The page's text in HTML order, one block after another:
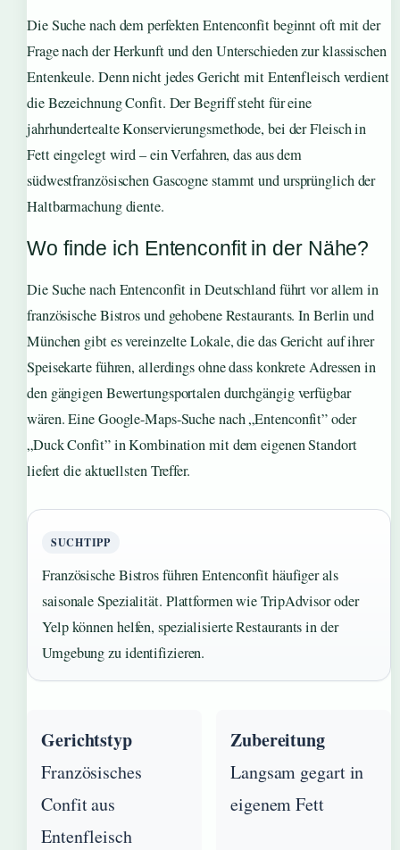
Die Suche nach dem perfekten Entenconfit beginnt oft mit der
Frage nach der Herkunft und den Unterschieden zur klassischen
Entenkeule. Denn nicht jedes Gericht mit Entenfleisch verdient
die Bezeichnung Confit. Der Begriff steht für eine
jahrhundertealte Konservierungsmethode, bei der Fleisch in
Fett eingelegt wird – ein Verfahren, das aus dem
südwestfranzösischen Gascogne stammt und ursprünglich der
Haltbarmachung diente.
Wo finde ich Entenconfit in der Nähe?
Die Suche nach Entenconfit in Deutschland führt vor allem in
französische Bistros und gehobene Restaurants. In Berlin und
München gibt es vereinzelte Lokale, die das Gericht auf ihrer
Speisekarte führen, allerdings ohne dass konkrete Adressen in
den gängigen Bewertungsportalen durchgängig verfügbar
wären. Eine Google-Maps-Suche nach „Entenconfit” oder
„Duck Confit” in Kombination mit dem eigenen Standort
liefert die aktuellsten Treffer.
SUCHTIPP
Französische Bistros führen Entenconfit häufiger als
saisonale Spezialität. Plattformen wie TripAdvisor oder
Yelp können helfen, spezialisierte Restaurants in der
Umgebung zu identifizieren.
Gerichtstyp
Französisches
Confit aus
Entenfleisch
Zubereitung
Langsam gegart in
eigenem Fett